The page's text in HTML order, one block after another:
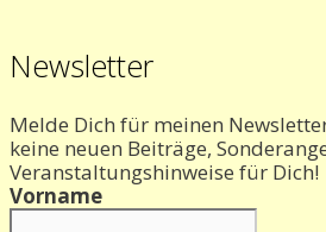
Newsletter
Melde Dich für meinen
keine neuen Beiträge,
Veranstaltungshinweise für Dich!
Vorname